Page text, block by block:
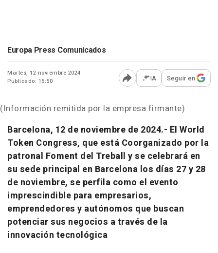
Europa Press Comunicados
Martes, 12 noviembre 2024
Publicado: 15:50
Abrir opciones para
IA Seguir en
(Información remitida por la empresa firmante)
Barcelona, 12 de noviembre de 2024.- El World
Token Congress, que está Coorganizado por la
patronal Foment del Treball y se celebrará en
su sede principal en Barcelona los días 27 y 28
de noviembre, se perfila como el evento
imprescindible para empresarios,
emprendedores y autónomos que buscan
potenciar sus negocios a través de la
innovación tecnológica